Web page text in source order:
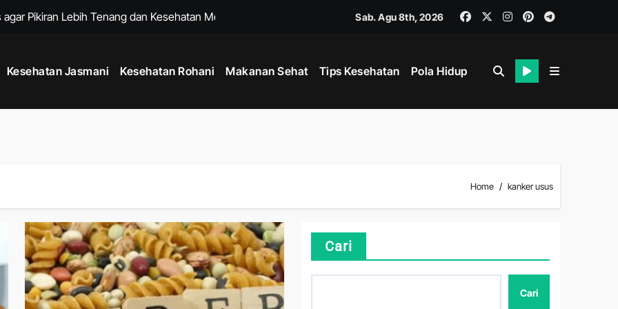
Pikiran Lebih Tenang dan Kesehatan Mental Terawat
Menjaga Produktivitas di Tengah Aktivitas Padat
Menjaga Kesehatan Tubuh Setiap Hari
dengan Kebiasaan Sederhana yang Bisa Dilakukan Setiap Hari
Menjaga Energi Stabil dari Pagi hingga Malam
Kelenturan Tubuh dan Aktivitas Harian Lebih Nyaman
Sab. Agu 8th, 2026
Kesehatan Jasmani Kesehatan Rohani Makanan Sehat Tips Kesehatan Pola Hidup
Home kanker usus
Cari
Cari